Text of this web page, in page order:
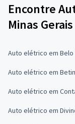
Encontre
Minas Gerais
Auto elétrico em
Auto elétrico em
Auto elétrico em
Auto elétrico em